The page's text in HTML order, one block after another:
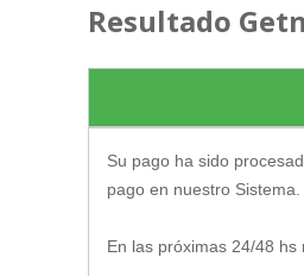
Resultado
Su pago ha sido
pago en nuestro Sistema.
En las próximas 24/48